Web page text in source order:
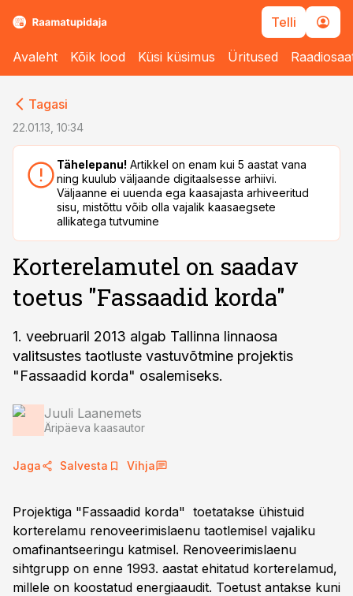
Telli
Avaleht Kõik lood Küsi küsimus Üritused
Tagasi
22.01.13, 10:34
Tähelepanu! Artikkel on enam kui 5 aastat vana
ning kuulub väljaande digitaalsesse arhiivi.
Väljaanne ei uuenda ega kaasajasta arhiveeritud
sisu, mistõttu võib olla vajalik kaasaegsete
allikatega tutvumine
Korterelamutel on saadav
toetus "Fassaadid korda"
1. veebruaril 2013 algab Tallinna linnaosa
valitsustes taotluste vastuvõtmine projektis
"Fassaadid korda" osalemiseks.
Juuli Laanemets
Äripäeva kaasautor
Jaga Salvesta Vihja
Projektiga "Fassaadid korda" toetatakse ühistuid
korterelamu renoveerimislaenu taotlemisel vajaliku
omafinantseeringu katmisel. Renoveerimislaenu
sihtgrupp on enne 1993. aastat ehitatud korterelamud,
millele on koostatud energiaaudit. Toetust antakse kuni